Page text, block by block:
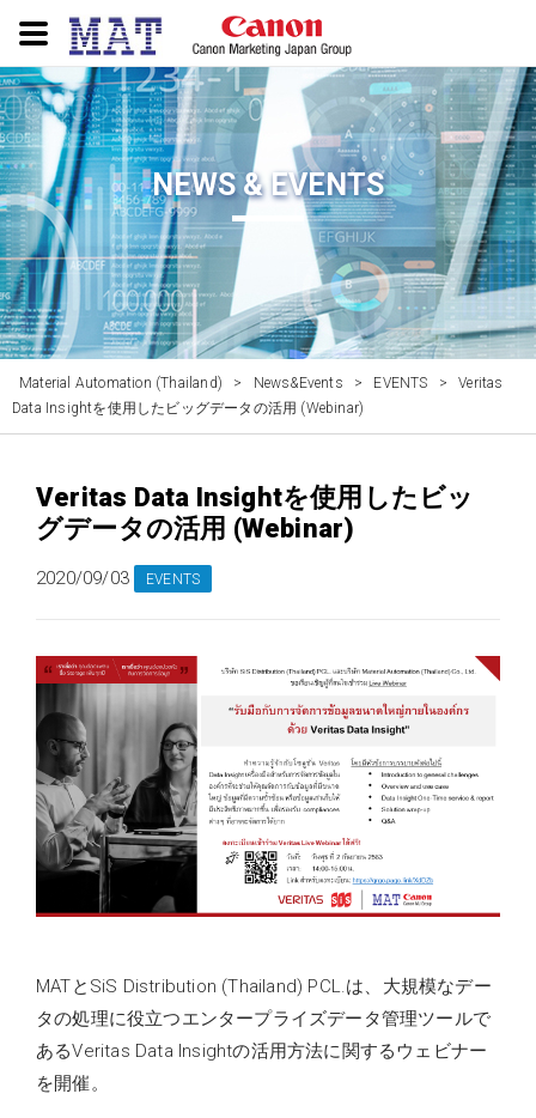
NEWS & EVENTS
Material Automation (Thailand) > News&Events > EVENTS >
Veritas
Data Insightを使用したビッグデータの活用 (Webinar)
Veritas Data Insightを使用したビッ
グデータの活用 (Webinar)
2020/09/03 EVENTS
MATとSiS Distribution (Thailand) PCL.は、大規模なデー
タの処理に役立つエンタープライズデータ管理ツールで
あるVeritas Data Insightの活用方法に関するウェビナー
を開催。